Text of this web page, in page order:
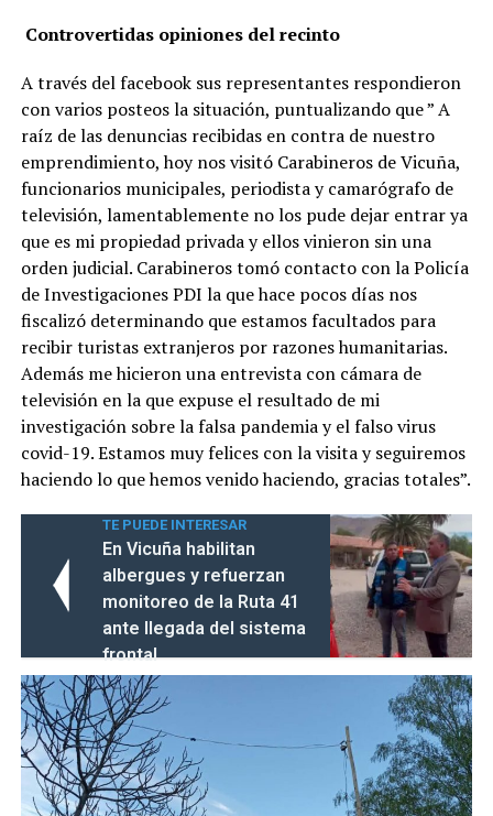
Controvertidas opiniones del recinto
A través del facebook sus representantes respondieron
con varios posteos la situación, puntualizando que ” A
raíz de las denuncias recibidas en contra de nuestro
emprendimiento, hoy nos visitó Carabineros de Vicuña,
funcionarios municipales, periodista y camarógrafo de
televisión, lamentablemente no los pude dejar entrar ya
que es mi propiedad privada y ellos vinieron sin una
orden judicial. Carabineros tomó contacto con la Policía
de Investigaciones PDI la que hace pocos días nos
fiscalizó determinando que estamos facultados para
recibir turistas extranjeros por razones humanitarias.
Además me hicieron una entrevista con cámara de
televisión en la que expuse el resultado de mi
investigación sobre la falsa pandemia y el falso virus
covid-19. Estamos muy felices con la visita y seguiremos
haciendo lo que hemos venido haciendo, gracias totales”.
TE PUEDE INTERESAR
En Vicuña habilitan
albergues y refuerzan
monitoreo de la Ruta 41
ante llegada del sistema
frontal